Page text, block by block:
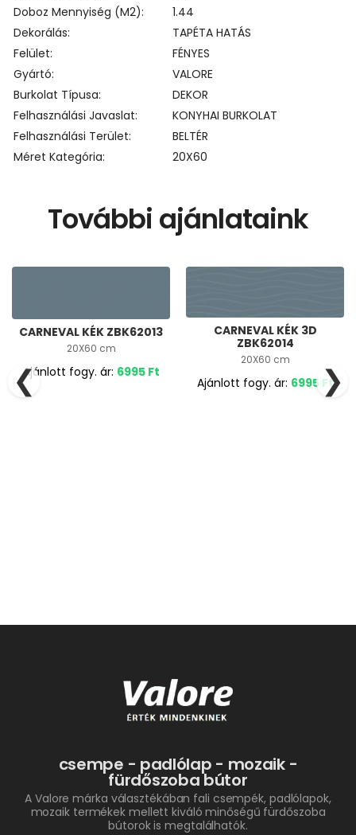
Doboz Mennyiség (m2)
1.44
Dekorálás
TAPÉTA HATÁS
Felület
FÉNYES
Gyártó
VALORE
Burkolat Típusa
DEKOR
Felhasználási Javaslat
KONYHAI BURKOLAT
Felhasználási Terület
BELTÉR
Méret Kategória
20X60
További ajánlataink
CARNEVAL KÉK ZBK62013
20X60 cm
Ajánlott fogy. ár: 6995 Ft
CARNEVAL KÉK 3D
ZBK62014
20X60 cm
Ajánlott fogy. ár: 6995 Ft
❮ ❯
csempe - padlólap - mozaik -
fürdőszoba bútor
A Valore márka választékában fali csempék, padlólapok,
mozaik termékek mellett kiváló minőségű fürdőszoba
bútorok is megtalálhatók.